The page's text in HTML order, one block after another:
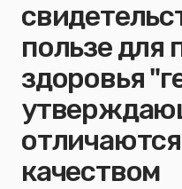
пользе для
здоровья
качеством